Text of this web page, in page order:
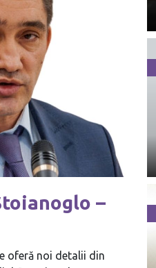
–
oferă noi detalii din